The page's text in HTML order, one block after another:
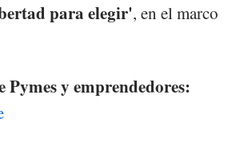
para elegir', en el marco
y emprendedores: